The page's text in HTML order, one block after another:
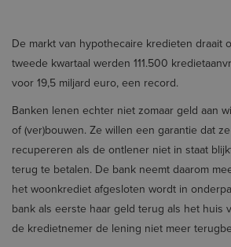
De markt van hypothecaire kredieten draait
tweede kwartaal werden 111.500
voor 19,5 miljard euro, een record.
Banken lenen echter niet zomaar geld aan
of (ver)bouwen. Ze willen een garantie dat
recupereren als de ontlener niet in staat
terug te betalen. De bank neemt daarom
het woonkrediet afgesloten wordt in
bank als eerste haar geld terug als het huis
de kredietnemer de lening niet meer